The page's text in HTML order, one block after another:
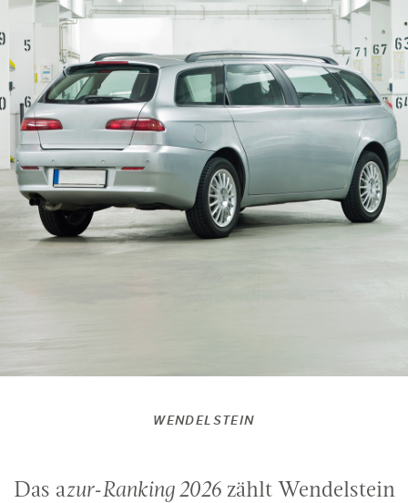
WENDELSTEIN
Das azur-Ranking 2026zählt Wendelstein